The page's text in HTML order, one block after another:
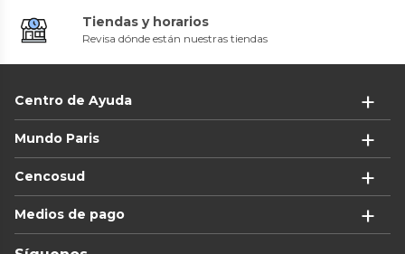
Tiendas y horarios
Revisa dónde están nuestras tiendas
Centro de Ayuda
Mundo Paris
Cencosud
Medios de pago